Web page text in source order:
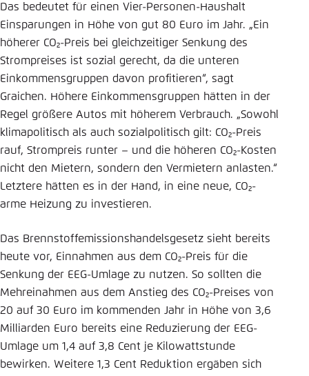
Das bedeutet für einen Vier-Personen-Haushalt
Einsparungen in Höhe von gut 80 Euro im Jahr. „Ein
höherer CO₂-Preis bei gleichzeitiger Senkung des
Strompreises ist sozial gerecht, da die unteren
Einkommensgruppen davon profitieren“, sagt
Graichen. Höhere Einkommensgruppen hätten in der
Regel größere Autos mit höherem Verbrauch. „Sowohl
klimapolitisch als auch sozialpolitisch gilt: CO₂-Preis
rauf, Strompreis runter – und die höheren CO₂-Kosten
nicht den Mietern, sondern den Vermietern anlasten.“
Letztere hätten es in der Hand, in eine neue, CO₂-
arme Heizung zu investieren.
Das Brennstoffemissionshandelsgesetz sieht bereits
heute vor, Einnahmen aus dem CO₂-Preis für die
Senkung der EEG-Umlage zu nutzen. So sollten die
Mehreinahmen aus dem Anstieg des CO₂-Preises von
20 auf 30 Euro im kommenden Jahr in Höhe von 3,6
Milliarden Euro bereits eine Reduzierung der EEG-
Umlage um 1,4 auf 3,8 Cent je Kilowattstunde
bewirken. Weitere 1,3 Cent Reduktion ergäben sich